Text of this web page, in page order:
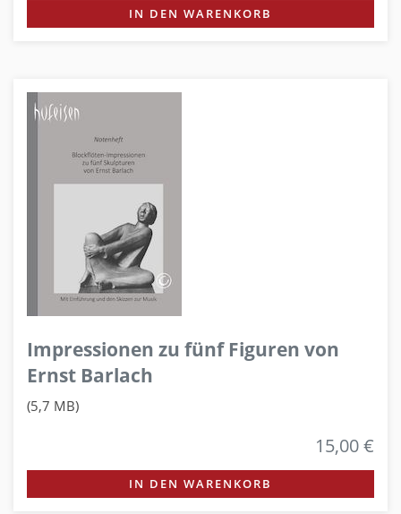
IN DEN WARENKORB
Impressionen zu fünf Figuren von
Ernst Barlach
(5,7 MB)
15,00 €
IN DEN WARENKORB